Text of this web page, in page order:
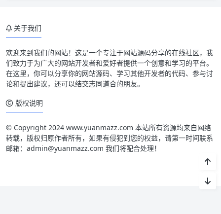
关于我们
欢迎来到我们的网站！这是一个专注于网站源码分享的在线社区，我
们致力于为广大的网站开发者和爱好者提供一个创意和学习的平台。
在这里，你可以分享你的网站源码、学习其他开发者的代码、参与讨
论和提出建议，还可以结交志同道合的朋友。
版权说明
© Copyright 2024 www.yuanmazz.com 本站所有资源均来自网络
转载，版权归原作者所有，如果有侵犯到您的权益，请第一时间联系
邮箱：admin@yuanmazz.com 我们将配合处理！